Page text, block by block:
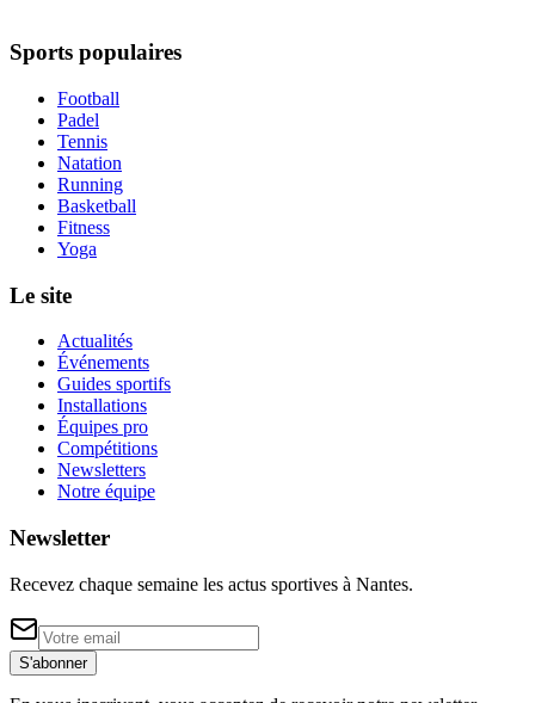
Sports populaires
Football
Padel
Tennis
Natation
Running
Basketball
Fitness
Yoga
Le site
Actualités
Événements
Guides sportifs
Installations
Équipes pro
Compétitions
Newsletters
Notre équipe
Newsletter
Recevez chaque semaine les actus sportives à Nantes.
S'abonner